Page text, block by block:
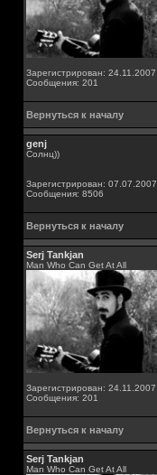
Зарегистрирован: 24.11.2007
Сообщения: 201
Вернуться к началу
genj
Солнц))
Зарегистрирован: 07.07.2007
Сообщения: 8506
Вернуться к началу
Serj Tankjan
Man Who Can Get At All
Зарегистрирован: 24.11.2007
Сообщения: 201
Вернуться к началу
Serj Tankjan
Man Who Can Get At All